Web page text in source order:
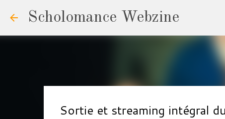
Scholomance Webzine
Sortie et streaming intégral